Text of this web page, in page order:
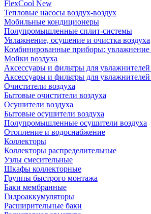
FlexCool New
Тепловые насосы воздух-воздух
Мобильные кондиционеры
Полупромышленные сплит-системы
Увлажнение, осушение и очистка воздуха
Комбинированные приборы: увлажнение
Мойки воздуха
Аксессуары и фильтры для увлажнителей
Аксессуары и фильтры для увлажнителей
Очистители воздуха
Бытовые очистители воздуха
Осушители воздуха
Бытовые осушители воздуха
Полупромышленные осушители воздуха
Отопление и водоснабжение
Коллекторы
Коллекторы распределительные
Узлы смесительные
Шкафы коллекторные
Группы быстрого монтажа
Баки мембранные
Гидроаккумуляторы
Расширительные баки